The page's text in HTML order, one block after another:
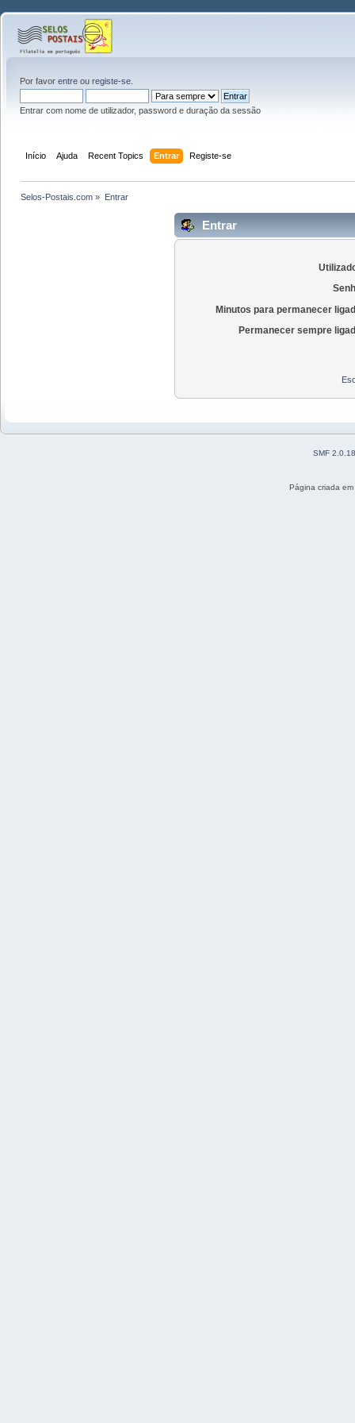
Por favor entre ou registe-se
Entrar com nome de utilizador, password e duração da sessão
Início Ajuda Recent Topics Entrar Registe-se
Selos-Postais.com » Entrar
Entrar
Minutos para permanecer
Permanecer sempre
SMF 2.0.18
Página criada